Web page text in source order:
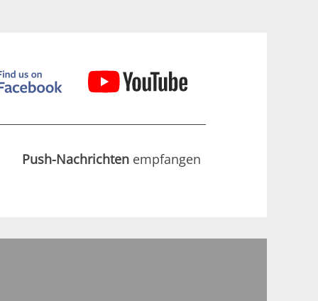
Push-Nachrichten empfangen